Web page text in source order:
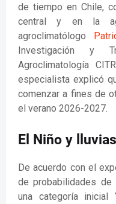
de tiempo en Chile,
central y en la
agroclimatólogo
Investigación y
Agroclimatología
especialista explicó
comenzar a fines de
el verano 2026-2027.
El Niño y
De acuerdo con el
de probabilidades de
una categoría inicial